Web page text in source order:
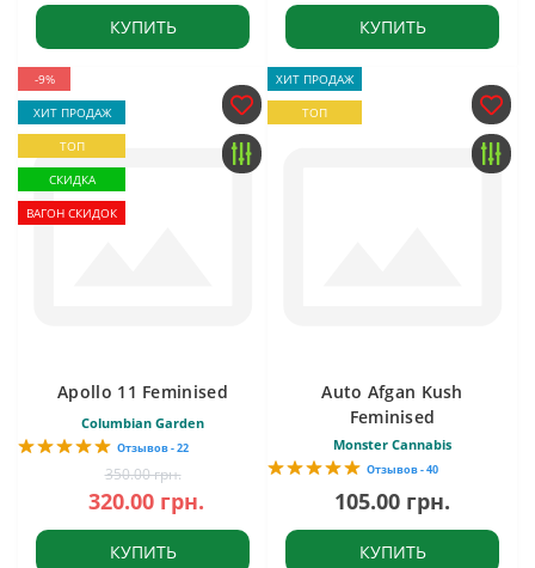
КУПИТЬ КУПИТЬ
-9%
ХИТ ПРОДАЖ
ТОП
СКИДКА
ВАГОН СКИДОК
Apollo 11 Feminised
Columbian Garden
Отзывов - 22
350.00 грн.
320.00 грн.
КУПИТЬ
ХИТ ПРОДАЖ
ТОП
Auto Afgan Kush
Feminised
Monster Cannabis
Отзывов - 40
105.00 грн.
КУПИТЬ